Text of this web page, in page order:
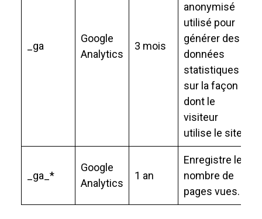
_ga
Google
Analytics
3 mois
anonymisé
utilisé pour
générer des
données
statistiques
sur la façon
dont le
visiteur
utilise le site.
_ga_*
Google
Analytics
1 an
Enregistre le
nombre de
pages vues.